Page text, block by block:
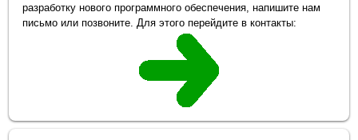
разработку нового программного обеспечения, напишите нам
письмо или позвоните. Для этого перейдите в контакты: